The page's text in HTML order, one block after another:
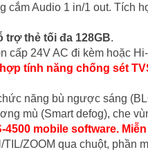
cắm Audio 1 in/1 out. Tích
trợ thẻ tối đa 128GB.
cấp 24V AC đi kèm hoặc
tính năng chống sét
năng bù ngược sáng
mù (Smart defog), che
4500 mobile software.
ZOOM qua chuột, phần